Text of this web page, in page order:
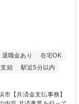
退職金あり
在宅OK
給
駅近5分以内